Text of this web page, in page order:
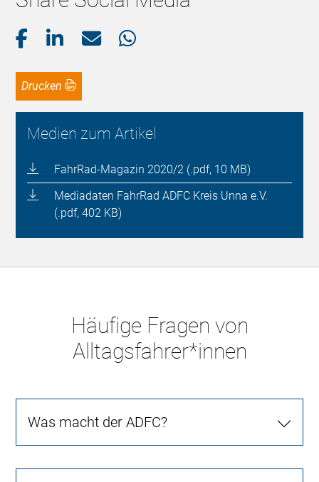
Drucken
Medien zum Artikel
FahrRad-Magazin 2020/2 (.pdf, 10 MB)
Mediadaten FahrRad ADFC Kreis Unna e.V.
(.pdf, 402 KB)
Häufige Fragen von
Alltagsfahrer*innen
Was macht der ADFC?